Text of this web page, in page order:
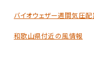
バイオウェザー週間気圧
和歌山県付近の風情報